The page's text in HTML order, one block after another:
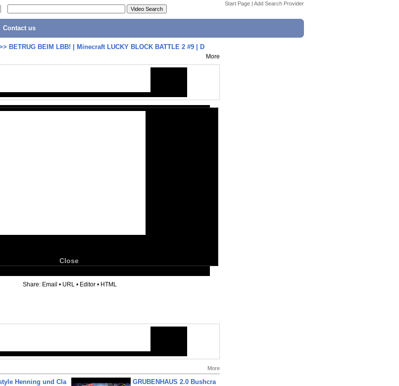
Start Page | Add Search Provider
Contact us
BETRUG BEIM LBB! | Minecraft LUCKY BLOCK BATTLE 2 #9 | D
More
Close
Share: Email • URL • Editor • HTML
More
Henning und Cla
GRUBENHAUS 2.0 Bushcra